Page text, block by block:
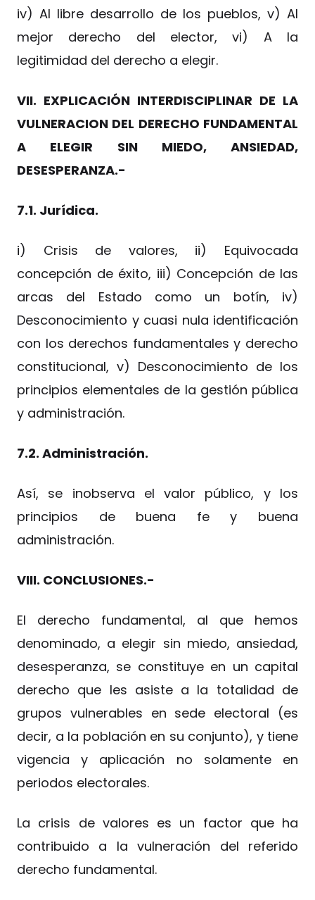
iv) Al libre desarrollo de los pueblos, v) Al
mejor derecho del elector, vi) A la
legitimidad del derecho a elegir.
VII. EXPLICACIÓN INTERDISCIPLINAR DE LA
VULNERACION DEL DERECHO FUNDAMENTAL
A ELEGIR SIN MIEDO, ANSIEDAD,
DESESPERANZA.-
7.1. Jurídica.
i) Crisis de valores, ii) Equivocada
concepción de éxito, iii) Concepción de las
arcas del Estado como un botín, iv)
Desconocimiento y cuasi nula identificación
con los derechos fundamentales y derecho
constitucional, v) Desconocimiento de los
principios elementales de la gestión pública
y administración.
7.2. Administración.
Así, se inobserva el valor público, y los
principios de buena fe y buena
administración.
VIII. CONCLUSIONES.-
El derecho fundamental, al que hemos
denominado, a elegir sin miedo, ansiedad,
desesperanza, se constituye en un capital
derecho que les asiste a la totalidad de
grupos vulnerables en sede electoral (es
decir, a la población en su conjunto), y tiene
vigencia y aplicación no solamente en
periodos electorales.
La crisis de valores es un factor que ha
contribuido a la vulneración del referido
derecho fundamental.